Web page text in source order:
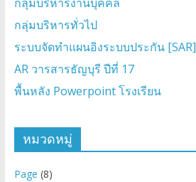
กลุ่มบริหารทั่วไป
ระบบจัดทำแผนอิงระบบประกัน [SAR]
AR วารสารธัญบุรี ปีที่ 17
พื้นหลัง Powerpoint โรงเรียน
หมวดหมู่
Page (8)